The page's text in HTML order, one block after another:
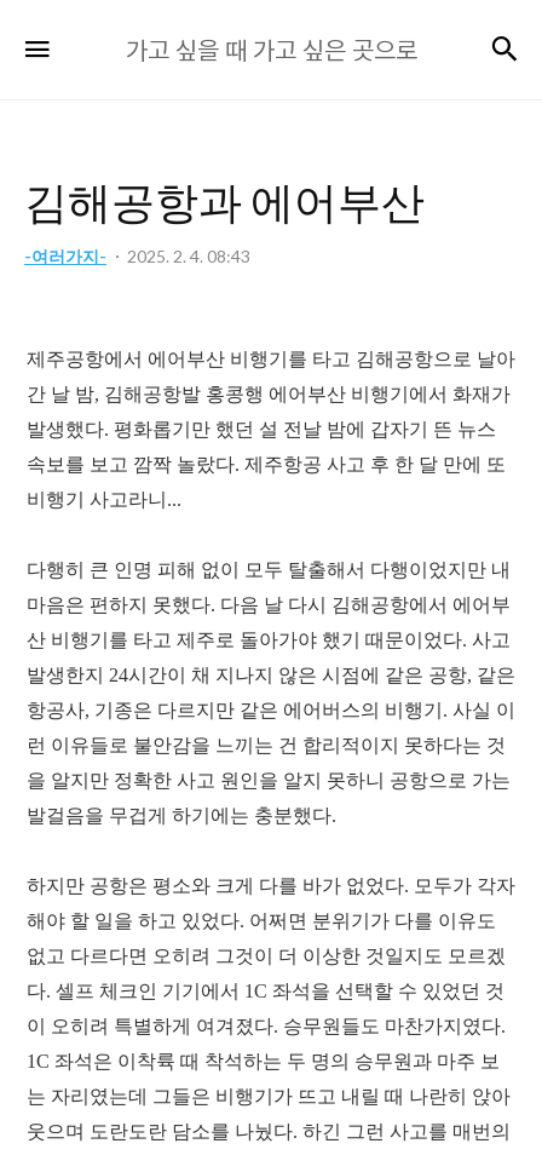
고
가
고
으
로
가고 싶을 때 가고 싶은 곳으로
김해공항과 에어부산
-여러가지- 2025. 2. 4. 08:43
제주공항에서 에어부산 비행기를 타고 김해공항으로 날아
간 날 밤, 김해공항발 홍콩행 에어부산 비행기에서 화재가
발생했다. 평화롭기만 했던 설 전날 밤에 갑자기 뜬 뉴스
속보를 보고 깜짝 놀랐다. 제주항공 사고 후 한 달 만에 또
비행기 사고라니...
다행히 큰 인명 피해 없이 모두 탈출해서 다행이었지만 내
마음은 편하지 못했다. 다음 날 다시 김해공항에서 에어부
산 비행기를 타고 제주로 돌아가야 했기 때문이었다. 사고
발생한지 24시간이 채 지나지 않은 시점에 같은 공항, 같은
항공사, 기종은 다르지만 같은 에어버스의 비행기. 사실 이
런 이유들로 불안감을 느끼는 건 합리적이지 못하다는 것
을 알지만 정확한 사고 원인을 알지 못하니 공항으로 가는
발걸음을 무겁게 하기에는 충분했다.
하지만 공항은 평소와 크게 다를 바가 없었다. 모두가 각자
해야 할 일을 하고 있었다. 어쩌면 분위기가 다를 이유도
없고 다르다면 오히려 그것이 더 이상한 것일지도 모르겠
다. 셀프 체크인 기기에서 1C 좌석을 선택할 수 있었던 것
이 오히려 특별하게 여겨졌다. 승무원들도 마찬가지였다.
1C 좌석은 이착륙 때 착석하는 두 명의 승무원과 마주 보
는 자리였는데 그들은 비행기가 뜨고 내릴 때 나란히 앉아
웃으며 도란도란 담소를 나눴다. 하긴 그런 사고를 매번의